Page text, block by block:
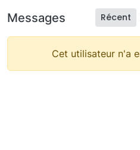
Messages Récent
Cet utilisateur n'a